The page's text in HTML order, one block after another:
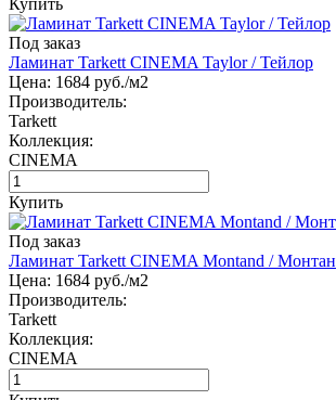
Под заказ
Ламинат Tarkett CINEMA Taylor / Тейлор
Цена: 1684 руб./м2
Производитель:
Tarkett
Коллекция:
CINEMA
Купить
Под заказ
Ламинат Tarkett CINEMA Montand / Монтан
Цена: 1684 руб./м2
Производитель:
Tarkett
Коллекция:
CINEMA